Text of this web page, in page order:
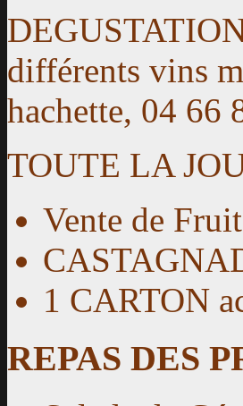
différents vins
hachette, 04 66
TOUTE LA
Vente de
1 CARTON
REPAS DES